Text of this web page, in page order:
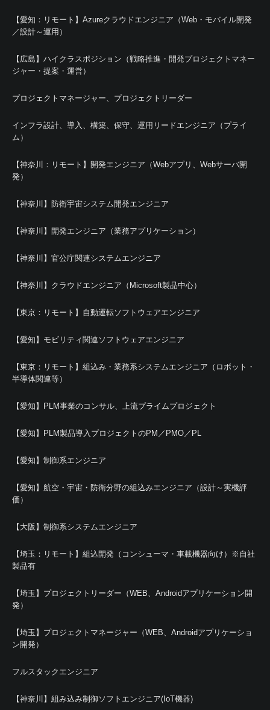
【愛知：リモート】Azureクラウドエンジニア（Web・モバイル開発
／設計～運用）
【広島】ハイクラスポジション（戦略推進・開発プロジェクトマネー
ジャー・提案・運営）
プロジェクトマネージャー、プロジェクトリーダー
インフラ設計、導入、構築、保守、運用リードエンジニア（プライ
ム）
【神奈川：リモート】開発エンジニア（Webアプリ、Webサーバ開
発）
【神奈川】防衛宇宙システム開発エンジニア
【神奈川】開発エンジニア（業務アプリケーション）
【神奈川】官公庁関連システムエンジニア
【神奈川】クラウドエンジニア（Microsoft製品中心）
【東京：リモート】自動運転ソフトウェアエンジニア
【愛知】モビリティ関連ソフトウェアエンジニア
【東京：リモート】組込み・業務系システムエンジニア（ロボット・
半導体関連等）
【愛知】PLM事業のコンサル、上流プライムプロジェクト
【愛知】PLM製品導入プロジェクトのPM／PMO／PL
【愛知】制御系エンジニア
【愛知】航空・宇宙・防衛分野の組込みエンジニア（設計～実機評
価）
【大阪】制御系システムエンジニア
【埼玉：リモート】組込開発（コンシューマ・車載機器向け）※自社
製品有
【埼玉】プロジェクトリーダー（WEB、Androidアプリケーション開
発）
【埼玉】プロジェクトマネージャー（WEB、Androidアプリケーショ
ン開発）
フルスタックエンジニア
【神奈川】組み込み制御ソフトエンジニア(IoT機器)